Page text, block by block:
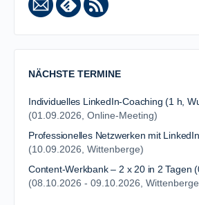
NÄCHSTE TERMINE
Individuelles LinkedIn-Coaching (1 h,
(01.09.2026, Online-Meeting)
Professionelles Netzwerken mit
(10.09.2026, Wittenberge)
Content-Werkbank – 2 x 20 in 2 Tagen
(08.10.2026 - 09.10.2026,